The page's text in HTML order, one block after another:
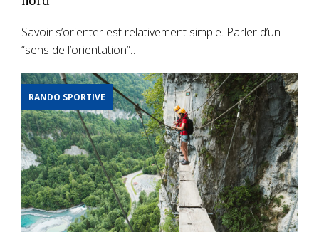
Savoir s’orienter est relativement simple. Parler d’un
“sens de l’orientation”…
RANDO SPORTIVE